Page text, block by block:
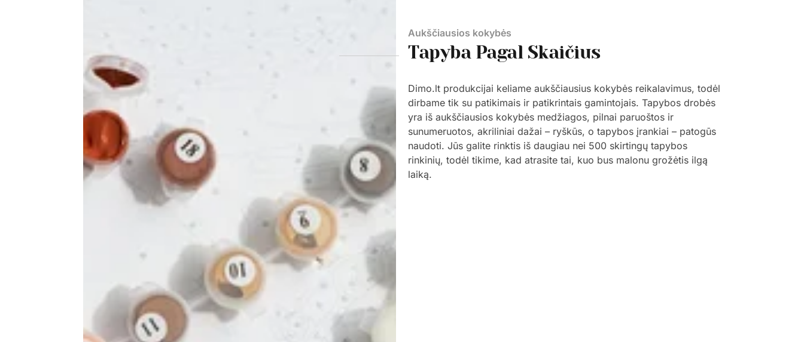
Aukščiausios kokybės
Tapyba Pagal Skaičius
Dimo.lt produkcijai keliame aukščiausius kokybės reikalavimus, todėl
dirbame tik su patikimais ir patikrintais gamintojais. Tapybos drobės
yra iš aukščiausios kokybės medžiagos, pilnai paruoštos ir
sunumeruotos, akriliniai dažai – ryškūs, o tapybos įrankiai – patogūs
naudoti. Jūs galite rinktis iš daugiau nei 500 skirtingų tapybos
rinkinių, todėl tikime, kad atrasite tai, kuo bus malonu grožėtis ilgą
laiką.